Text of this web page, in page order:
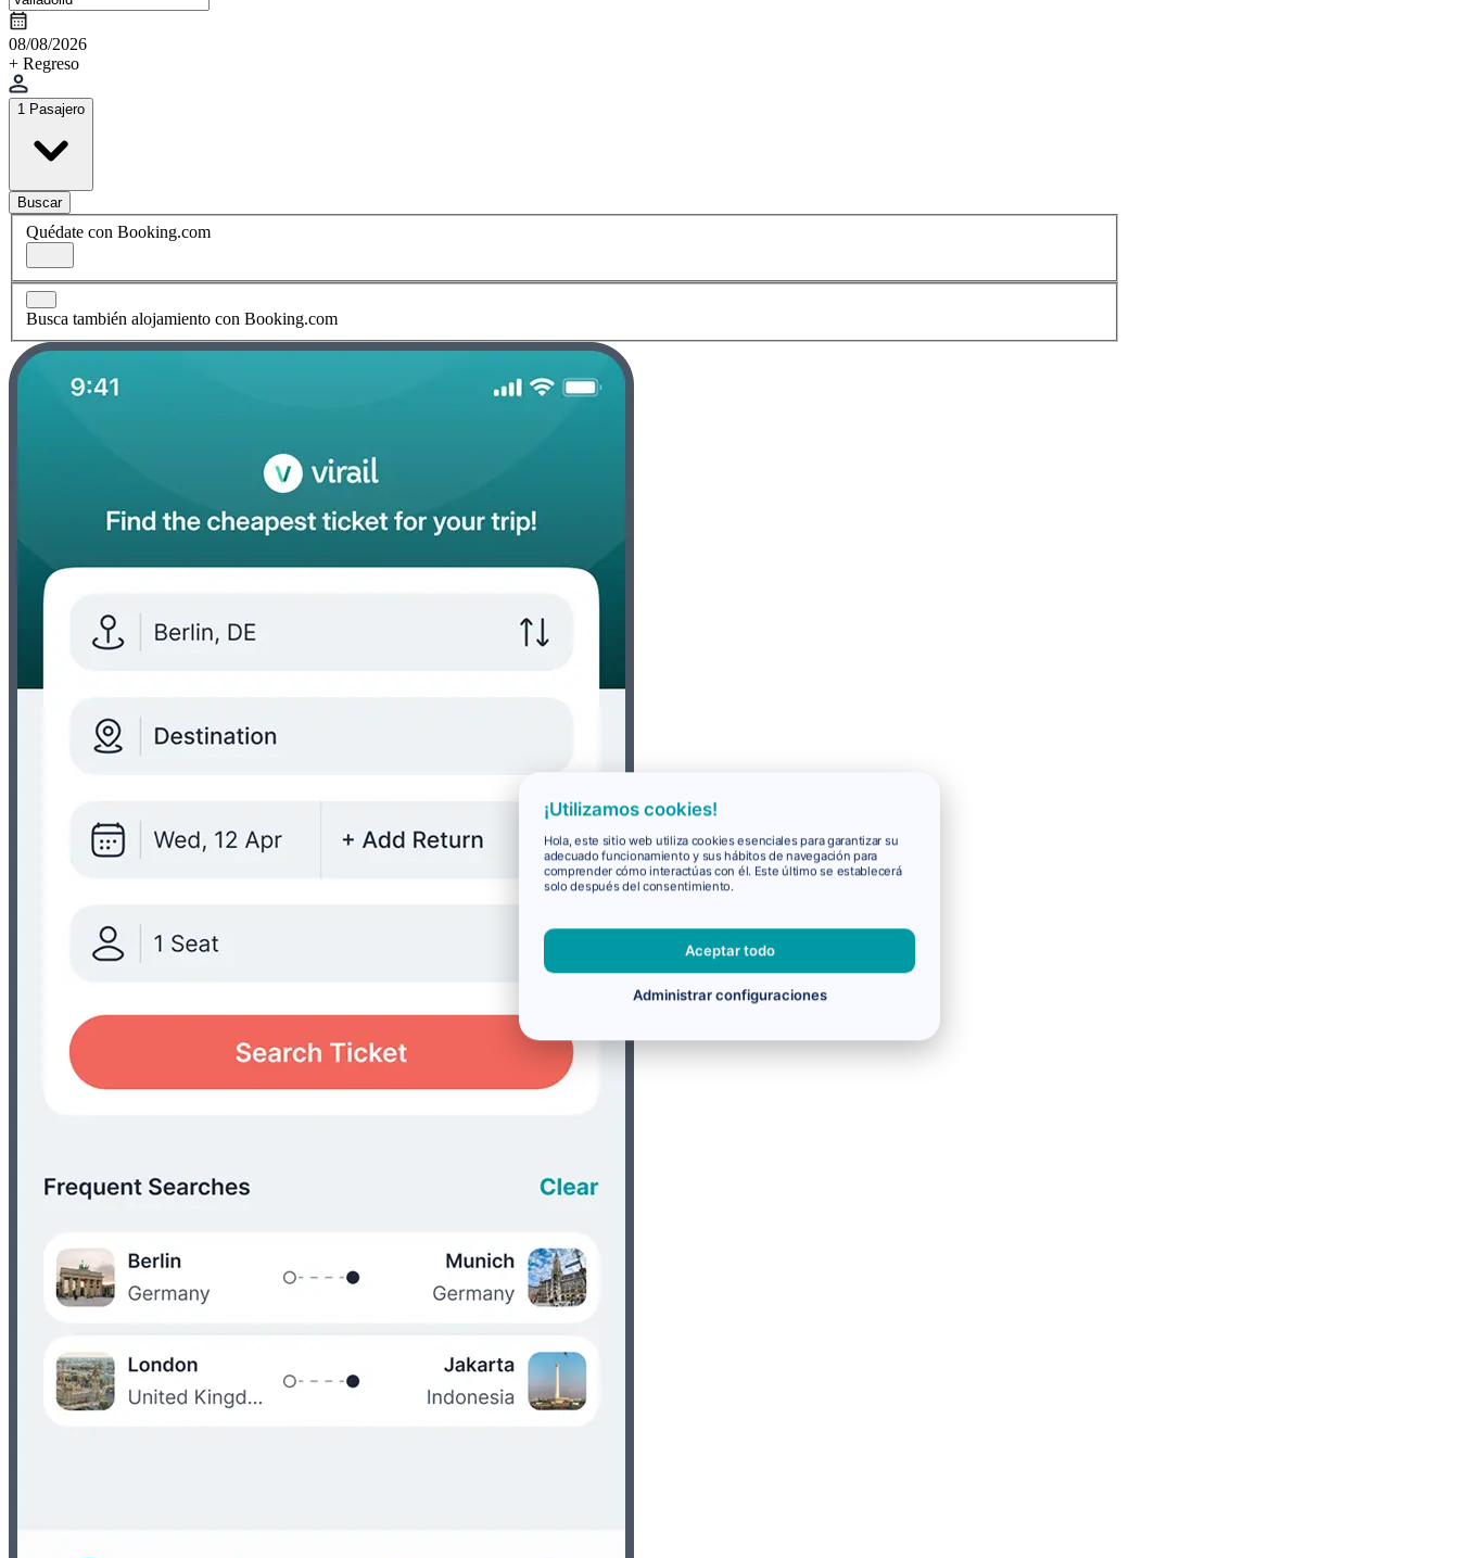
08/08/2026
+ Regreso
1 Pasajero
Buscar
Quédate con Booking.com
Busca también alojamiento con Booking.com
¡Utilizamos cookies!
Hola, este sitio web utiliza cookies esenciales para garantizar su
adecuado funcionamiento y sus hábitos de navegación para
comprender cómo interactúas con él. Este último se establecerá
solo después del consentimiento.
Aceptar todo
Administrar configuraciones